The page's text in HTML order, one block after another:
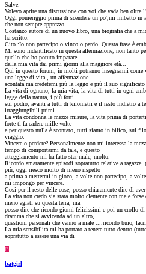
Salve.
Volevo aprire una discussione con voi che vada ben oltre
Oggi pomeriggio prima di scendere un po',mi imbatto in
che non sempre apprezzo.
Costanzo autore di un nuovo libro, una biografia che a
ha scritto.
Cito :Io non partecipo o vinco o perdo..Questa frase è
Mi sono indentificato in questa affermazione, non tanto
quello che ho potuto imparare
dalla mia vita dai primi giorni alla maggiore età...
Qui in questo forum, in molti potranno insegnarmi come
una legge di vita , un affermazione
scontata ma credetemi più la leggo e più il suo significato
La vita di ognuno, la mia vita, la vita di tutti in ogni
legge della natura, i più forti
sul podio, avanti a tutti di kilometri e il resto indietro a
irraggiungibili primi.
La vita condonna le mezze misure, la vita prima di
forte ti fa cadere mille volte
e per questo nulla è scontato, tutti siamo in bilico, sul
viaggio.
Vincere o perdere? Personalmente non mi interessa la
tempo di comportarmi da tale, e questo
atteggiamento mi ha fatto star male, molto.
Ricordo amaramente episodi sopratutto relative a
più, oggi riesco molto di meno rispetto
a prima a mettermi in gioco, a volte non partecipo, a
mi impongo per vincere.
Cosi per il resto delle cose, posso chiaramente dire di
La vita non credo sia stata molto clemente con me e
meno agiati su questa terra, ma
posso dire che ricordo giorni felicissimi e poi un crollo
dramma che si avvicenda ad un altro,
questioni personali che vanno a male ....ricordo buio,
La mia sensibilità mi ha portato a tenere tutto dentro
sopratutto a essere una via di
B
batgirl